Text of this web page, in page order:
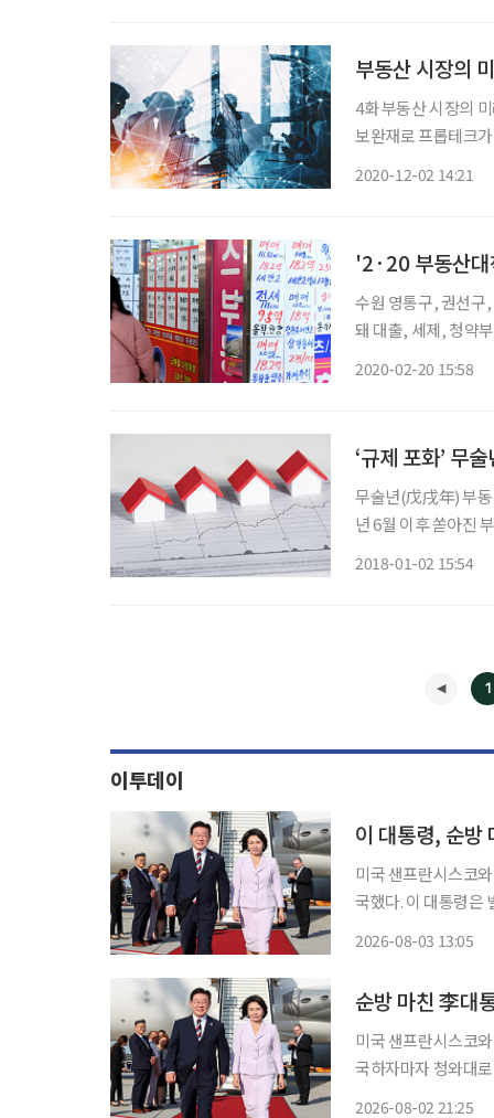
부동산 시장의
4화 부동산 시장의 미래, 프롭테크 코로나19가 촉발한
보완재로 프롭테크가 부상 중이다. 2020년 부동산 시
2020-12-02 14:21
'2·20 부동산대
수원 영통구, 권선구
돼 대출, 세제, 청약
2020-02-20 15:58
‘규제 포화’ 무
무술년(戊戌年) 부동
년 6월 이후 쏟아진
2018-01-02 15:54
1
이투데이
이 대통령, 순
미국 샌프란시스코
국했다. 이 대통령은
2026-08-03 13:05
미국 샌프란시스코
국하자마자 청와대
2026-08-02 21:25